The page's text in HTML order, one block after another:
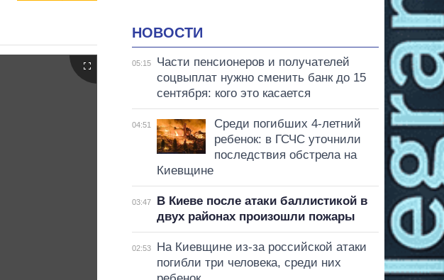
НОВОСТИ
05:15
Части пенсионеров и получателей
соцвыплат нужно сменить банк до 15
сентября: кого это касается
04:51
Среди погибших 4-летний
ребенок: в ГСЧС уточнили
последствия обстрела на
Киевщине
03:47
В Киеве после атаки баллистикой в
двух районах произошли пожары
02:53
На Киевщине из-за российской атаки
погибли три человека, среди них